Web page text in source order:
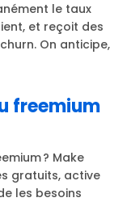
le taux
et reçoit des
On anticipe,
freemium
? Make
gratuits, active
les besoins